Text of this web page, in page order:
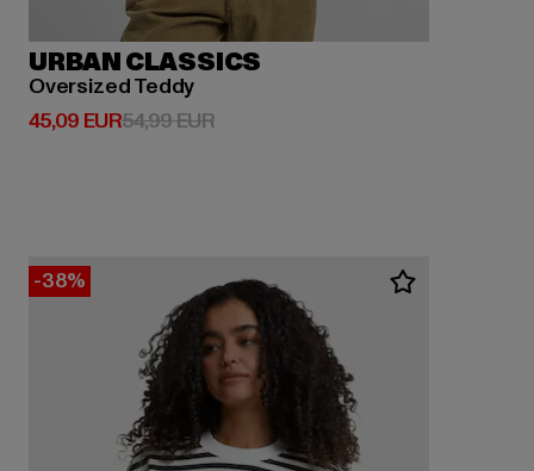
URBAN CLASSICS
Oversized Teddy
45,09 EUR
Derzeitiger Preis: 45,09 EUR
54,99 EURAktionspreis: 54,99 EUR
-38%